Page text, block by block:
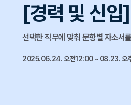
[경력 및 신입
선택한 직무에 맞춰 문항별 자소서
2025.06.24. 오전12:00 ~ 08.23. 오